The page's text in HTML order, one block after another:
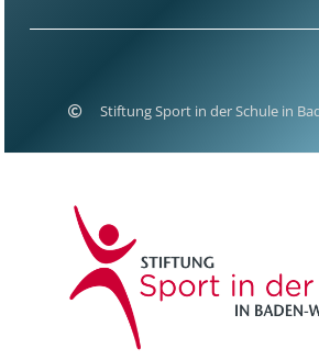
Stiftung Sport in der Schule in